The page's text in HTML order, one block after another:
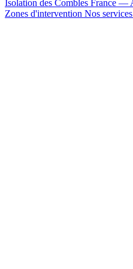
Isolation des Combles France —
Zones d'intervention Nos services